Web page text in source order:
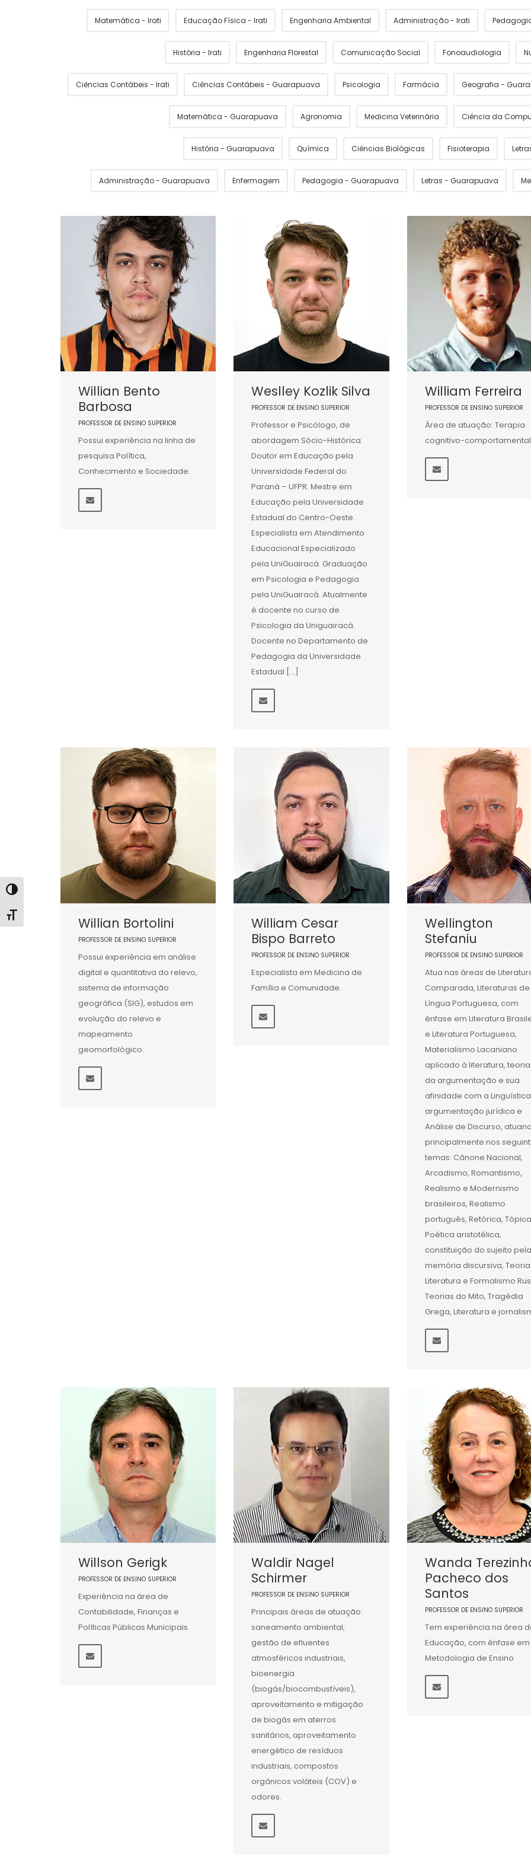
Alternar alto contraste
Alternar tamanho da fonte
Matemática - Irati Educação Física - Irati Engenharia Ambiental Administração - Irati
História - Irati Engenharia Florestal Comunicação Social Fonoaudiologia
Ciências Contábeis - Irati Ciências Contábeis - Guarapuava Psicologia Farmácia Geografia -
Matemática - Guarapuava Agronomia Medicina Veterinária Ciência da
História - Guarapuava Química Ciências Biológicas Fisioterapia
Administração - Guarapuava Enfermagem Pedagogia - Guarapuava Letras - Guarapuava
Willian Bento
Barbosa
PROFESSOR DE ENSINO SUPERIOR
Possui experiência na linha de
pesquisa Política,
Conhecimento e Sociedade.
Weslley Kozlik Silva
PROFESSOR DE ENSINO SUPERIOR
Professor e Psicólogo, de
abordagem Sócio-Histórica.
Doutor em Educação pela
Universidade Federal do
Paraná – UFPR. Mestre em
Educação pela Universidade
Estadual do Centro-Oeste.
Especialista em Atendimento
Educacional Especializado
pela UniGuairacá. Graduação
em Psicologia e Pedagogia
pela UniGuairacá. Atualmente
é docente no curso de
Psicologia da Uniguairacá.
Docente no Departamento de
Pedagogia da Universidade
Estadual […]
William Ferreira
PROFESSOR DE ENSINO SUPERIOR
Área de atuação: Terapia
cognitivo-
Willian Bortolini
PROFESSOR DE ENSINO SUPERIOR
Possui experiência em análise
digital e quantitativa do relevo,
sistema de informação
geográfica (SIG), estudos em
evolução do relevo e
mapeamento
geomorfológico.
William Cesar
Bispo Barreto
PROFESSOR DE ENSINO SUPERIOR
Especialista em Medicina de
Família e Comunidade.
Wellington
Stefaniu
PROFESSOR DE ENSINO SUPERIOR
Atua nas áreas de
Comparada, Literaturas de
Língua Portuguesa, com
ênfase em Literatura
e Literatura Portuguesa,
Materialismo Lacaniano
aplicado à literatura,
da argumentação e sua
afinidade com a
argumentação jurídica e
Análise de Discurso,
principalmente nos
temas: Cânone Nacional,
Arcadismo, Romantismo,
Realismo e Modernismo
brasileiros, Realismo
português, Retórica,
Poética aristotélica,
constituição do sujeito pela
memória discursiva,
Literatura e Formalismo
Teorias do Mito, Tragédia
Grega, Literatura e
Willson Gerigk
PROFESSOR DE ENSINO SUPERIOR
Experiência na área de
Contabilidade, Finanças e
Políticas Públicas Municipais.
Waldir Nagel
Schirmer
PROFESSOR DE ENSINO SUPERIOR
Principais áreas de atuação:
saneamento ambiental,
gestão de efluentes
atmosféricos industriais,
bioenergia
(biogás/biocombustíveis),
aproveitamento e mitigação
de biogás em aterros
sanitários, aproveitamento
energético de resíduos
industriais, compostos
orgânicos voláteis (COV) e
odores.
Wanda
Pacheco dos
Santos
PROFESSOR DE ENSINO SUPERIOR
Tem experiência na área
Educação, com ênfase em
Metodologia de Ensino